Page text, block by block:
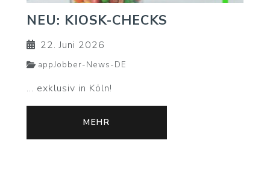
NEU: KIOSK-CHECKS
22. Juni 2026
appJobber-News-DE
... exklusiv in Köln!
MEHR